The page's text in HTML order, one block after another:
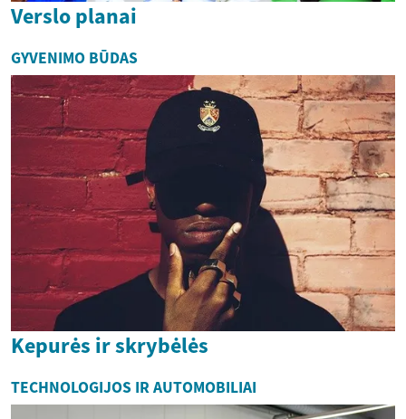
Verslo planai
GYVENIMO BŪDAS
Kepurės ir skrybėlės
TECHNOLOGIJOS IR AUTOMOBILIAI